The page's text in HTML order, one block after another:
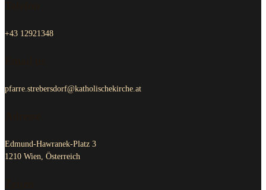
+43 12921348
pfarre.strebersdorf@katholischekirche.at
Edmund-Hawranek-Platz 3
1210 Wien, Österreich